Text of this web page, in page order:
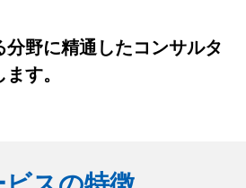
分野に精通したコンサルタ
す。